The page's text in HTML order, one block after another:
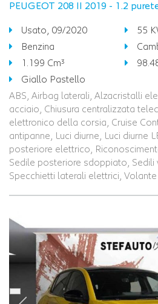
PEUGEOT 208 II 2019 - 1.2
Usato, 09/2020
55
Benzina
1.199 Cm³
Giallo Pastello
ABS, Airbag laterali, Alzacristalli
acciaio, Chiusura centralizzata
elettronico della corsia, Cruise
antipanne, Luci diurne, Luci diurne
posteriore elettrico,
Sedile posteriore sdoppiato, Sedili
Specchietti laterali elettrici,